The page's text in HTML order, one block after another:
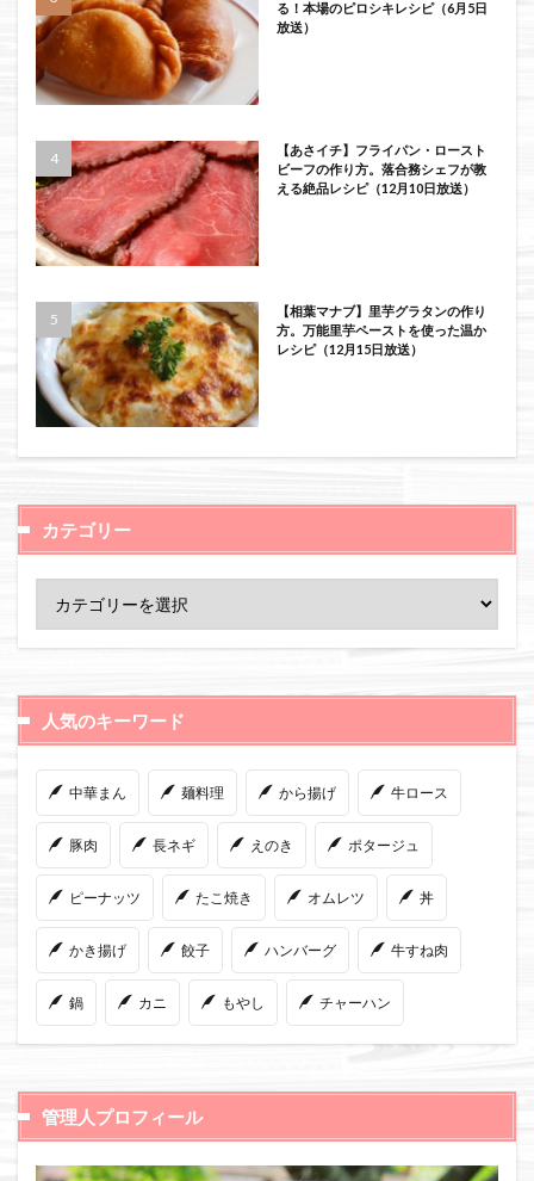
る！本場のピロシキレシピ（6月5日
放送）
【あさイチ】フライパン・ロースト
ビーフの作り方。落合務シェフが教
える絶品レシピ（12月10日放送）
【相葉マナブ】里芋グラタンの作り
方。万能里芋ペーストを使った温か
レシピ（12月15日放送）
カテゴリー
人気のキーワード
中華まん 麺料理 から揚げ 牛ロース
豚肉 長ネギ えのき ポタージュ
ピーナッツ たこ焼き オムレツ 丼
かき揚げ 餃子 ハンバーグ 牛すね肉
鍋 カニ もやし チャーハン
管理人プロフィール